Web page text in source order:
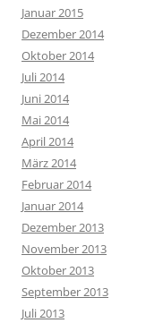
Januar 2015
Dezember 2014
Oktober 2014
Juli 2014
Juni 2014
Mai 2014
April 2014
März 2014
Februar 2014
Januar 2014
Dezember 2013
November 2013
Oktober 2013
September 2013
Juli 2013